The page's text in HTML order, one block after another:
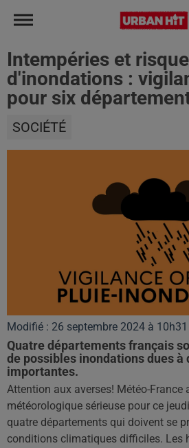
Intempéries et
d'inondations :
pour six
SOCIÉTÉ
Modifié : 26 septembre 2024 à 10h31
Quatre départements français
de possibles inondations dues
importantes.
Attention aux averses! Météo-France
météorologique sérieuse pour ce
quatre départements qui doivent se
conditions climatiques difficiles. Les